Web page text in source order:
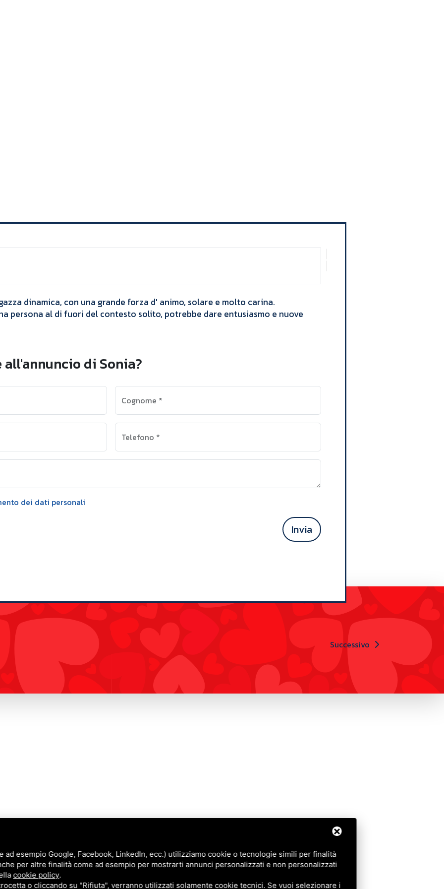
ad esempio Google, Facebook, LinkedIn, ecc.) utilizziamo cookie o tecnologie simili per finalità
per altre finalità come ad esempio per mostrarti annunci personalizzati e non personalizzati
cookie policy.
o cliccando su "Rifiuta", verranno utilizzati solamente cookie tecnici. Se vuoi selezionare i
Annunci
Sonia
dinamica, con una grande forza d' animo, solare e molto carina.
persona al di fuori del contesto solito, potrebbe dare entusiasmo e nuove
di Sonia?
Cognome *
Telefono *
dei dati personali
Invia
Successivo
Annunci
Blog